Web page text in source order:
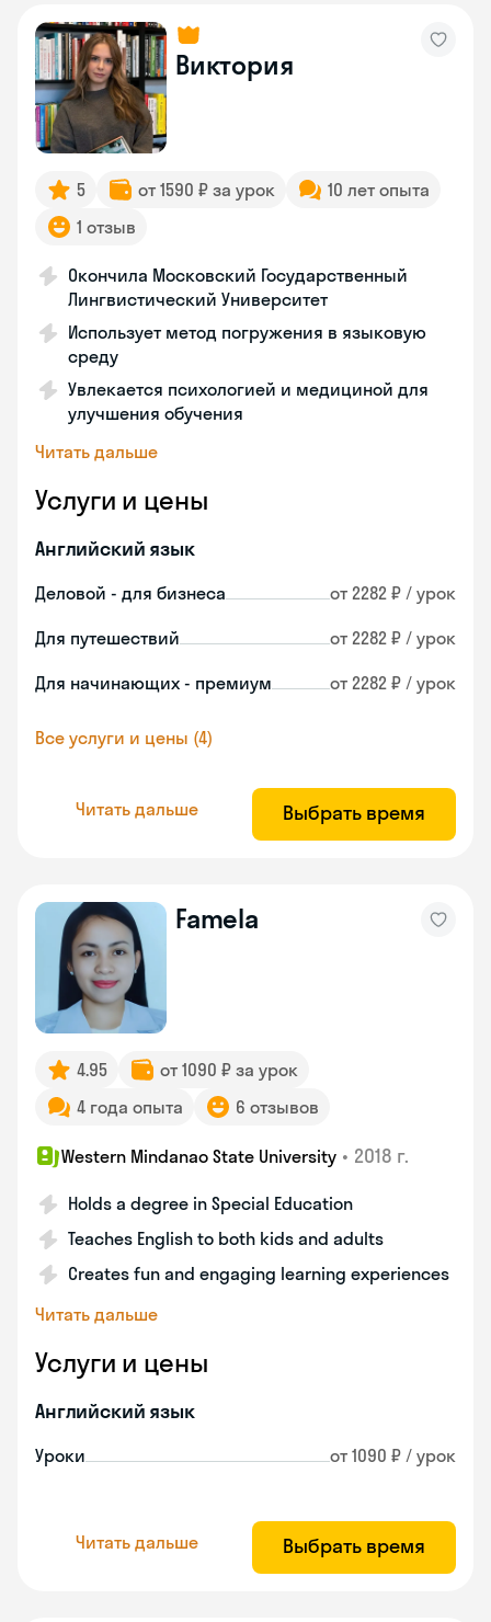
Виктория
5 от 1590 ₽ за урок
10 лет опыта
1 отзыв
Окончила Московский Государственный
Лингвистический Университет
Использует метод погружения в языковую
среду
Увлекается психологией и медициной для
улучшения обучения
Читать дальше
Услуги и цены
Английский язык
Деловой - для бизнеса от 2282 ₽ / урок
Для путешествий от 2282 ₽ / урок
Для начинающих - премиум от 2282 ₽ / урок
Все услуги и цены (4)
Читать дальше Выбрать время
Famela
4.95
от 1090 ₽ за урок
4 года опыта
6 отзывов
Western Mindanao State University • 2018 г.
Holds a degree in Special Education
Teaches English to both kids and adults
Creates fun and engaging learning experiences
Читать дальше
Услуги и цены
Английский язык
Уроки от 1090 ₽ / урок
Читать дальше Выбрать время